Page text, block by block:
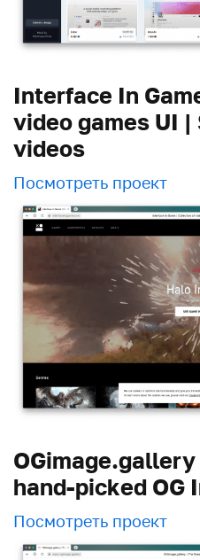
Interface In
video games UI
videos
Посмотреть проект
hand-picked OG
Посмотреть проект